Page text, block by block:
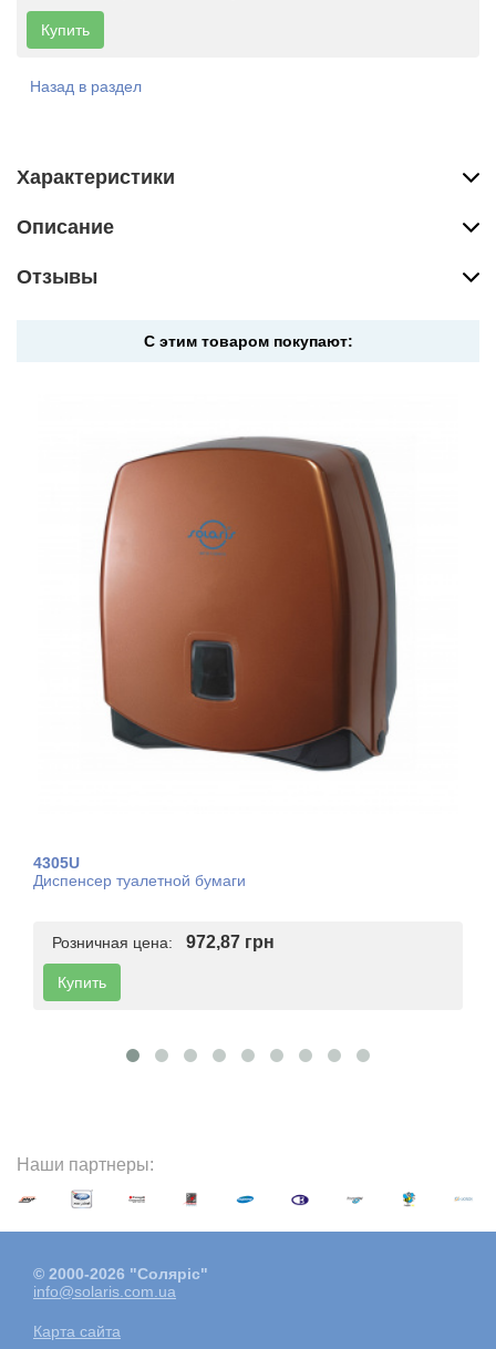
Купить
Назад в раздел
Характеристики
Описание
Отзывы
С этим товаром покупают:
4305U
Диспенсер туалетной бумаги
Розничная цена: 972,87 грн
Купить
Наши партнеры:
© 2000-2026 "Соляріс"
info@solaris.com.ua
Карта сайта